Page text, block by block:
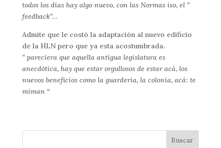
todos los días hay algo nuevo, con las Normas iso, el ”
feedback”…
Admite que le costó la adaptación al nuevo edificio
de la HLN pero que ya esta acostumbrada.
” pareciera que aquella antigua legislatura es
anecdótica, hay que estar orgullosos de estar acá, los
nuevos beneficios como la guarderia, la colonia, acá: te
miman “
Buscar